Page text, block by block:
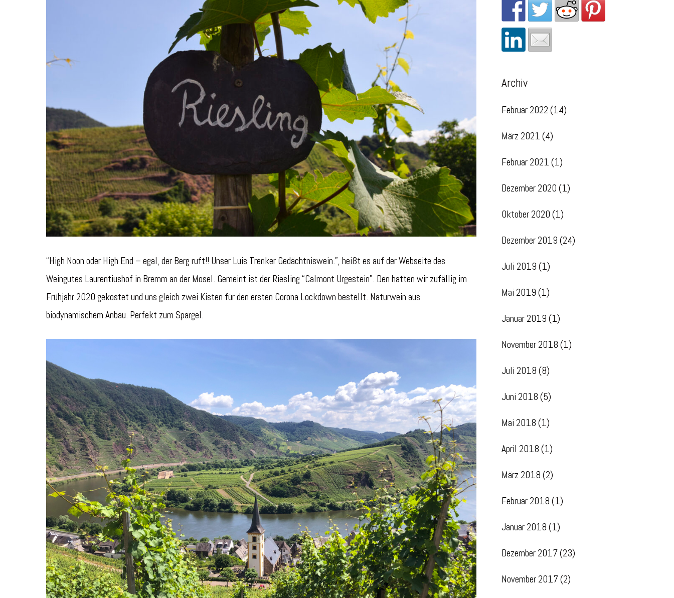
“High Noon oder High End – egal, der Berg ruft!! Unser Luis Trenker Gedächtniswein.”, heißt es auf der Webseite des
Weingutes Laurentiushof in Bremm an der Mosel. Gemeint ist der Riesling “Calmont Urgestein”. Den hatten wir zufällig im
Frühjahr 2020 gekostet und uns gleich zwei Kisten für den ersten Corona Lockdown bestellt. Naturwein aus
biodynamischem Anbau. Perfekt zum Spargel.
Archiv
Februar 2022 (14)
März 2021 (4)
Februar 2021 (1)
Dezember 2020 (1)
Oktober 2020 (1)
Dezember 2019 (24)
Juli 2019 (1)
Mai 2019 (1)
Januar 2019 (1)
November 2018 (1)
Juli 2018 (8)
Juni 2018 (5)
Mai 2018 (1)
April 2018 (1)
März 2018 (2)
Februar 2018 (1)
Januar 2018 (1)
Dezember 2017(23)
November 2017(2)